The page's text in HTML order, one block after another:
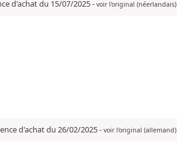
d'achat du 15/07/2025- voir l'original (néerlandais)
d'achat du 26/02/2025- voir l'original (allemand)